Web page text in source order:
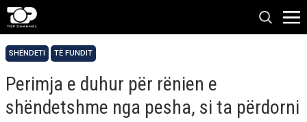
SHËNDETI TË FUNDIT
Perimja e duhur për rënien e
shëndetshme nga pesha, si ta përdorni